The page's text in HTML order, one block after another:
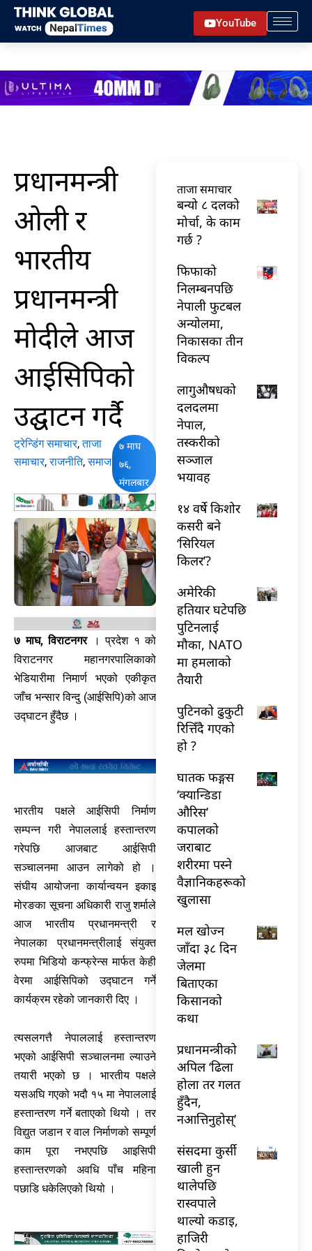
Skip
content
YouTube
प्रधानमन्त्री
ओली र
भारतीय
प्रधानमन्त्री
मोदीले आज
आईसिपिको
उद्घाटन गर्दै
ट्रेन्डिंग समाचार,ताजा
समाचार,राजनीति,समाज
७ माघ
७६,
मंगलबार
७ माघ, विराटनगर। प्रदेश १ को
विराटनगर महानगरपालिकाको
भेडियारीमा निमार्ण भएको एकीकृत
जाँच भन्सार विन्दु (आईसिपि)को आज
उद्घाटन हुँदैछ ।
भारतीय पक्षले आईसिपी निर्माण
सम्पन्न गरी नेपाललाई हस्तान्तरण
गरेपछि आजबाट आईसिपी
सञ्चालनमा आउन लागेको हो ।
संघीय आयोजना कार्यान्वयन इकाइ
मोरङका सूचना अधिकारी राजु शर्माले
आज भारतीय प्रधानमन्त्री र
नेपालका प्रधानमन्त्रीलाई संयुक्त
रुपमा भिडियो कन्फ्रेन्स मार्फत केही
वेरमा आईसिपिको उद्घाटन गर्ने
कार्यक्रम रहेको जानकारी दिए ।
त्यसलगत्तै नेपाललाई हस्तान्तरण
भएको आईसिपी सञ्चालनमा ल्याउने
तयारी भएको छ । भारतीय पक्षले
यसअघि गएको भदौ १५ मा नेपाललाई
हस्तान्तरण गर्ने बताएको थियो । तर
विद्युत जडान र वाल निर्माणको सम्पूर्ण
काम पूरा नभएपछि आइसिपी
हस्तान्तरणको अवधि पाँच महिना
पछाडि धकेलिएको थियो ।
ताजा समाचार
बन्यो ८ दलको
मोर्चा, के काम
गर्छ ?
फिफाको
निलम्बनपछि
नेपाली फुटबल
अन्योलमा,
निकासका तीन
विकल्प
लागुऔषधको
दलदलमा
नेपाल,
तस्करीको
सञ्जाल
भयावह
१४ वर्षे किशोर
कसरी बने
‘सिरियल
किलर’?
अमेरिकी
हतियार घटेपछि
पुटिनलाई
मौका, NATO
मा हमलाको
तैयारी
पुटिनको ढुकुटी
रित्तिँदै गएको
हो ?
घातक फङ्गस
‘क्यान्डिडा
औरिस’
कपालको
जराबाट
शरीरमा पस्ने
वैज्ञानिकहरूको
खुलासा
मल खोज्न
जाँदा ३८ दिन
जेलमा
बिताएका
किसानको
कथा
प्रधानमन्त्रीको
अपिल ‘ढिला
होला तर गलत
हुँदैन,
नआत्तिनुहोस्’
संसदमा कुर्सी
खाली हुन
थालेपछि
रास्वपाले
थाल्यो कडाइ,
हाजिरी